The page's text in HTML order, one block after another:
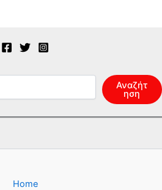
Αναζήτ
ηση
Home